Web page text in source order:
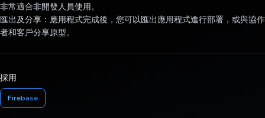
非常適合非開發人員使用。
匯出及分享：應用程式完成後，您可以匯出應用程式進行部署，或與協作
者和客戶分享原型。
採用
Firebase